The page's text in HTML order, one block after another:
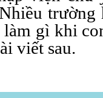
trường
gì khi
viết sau.